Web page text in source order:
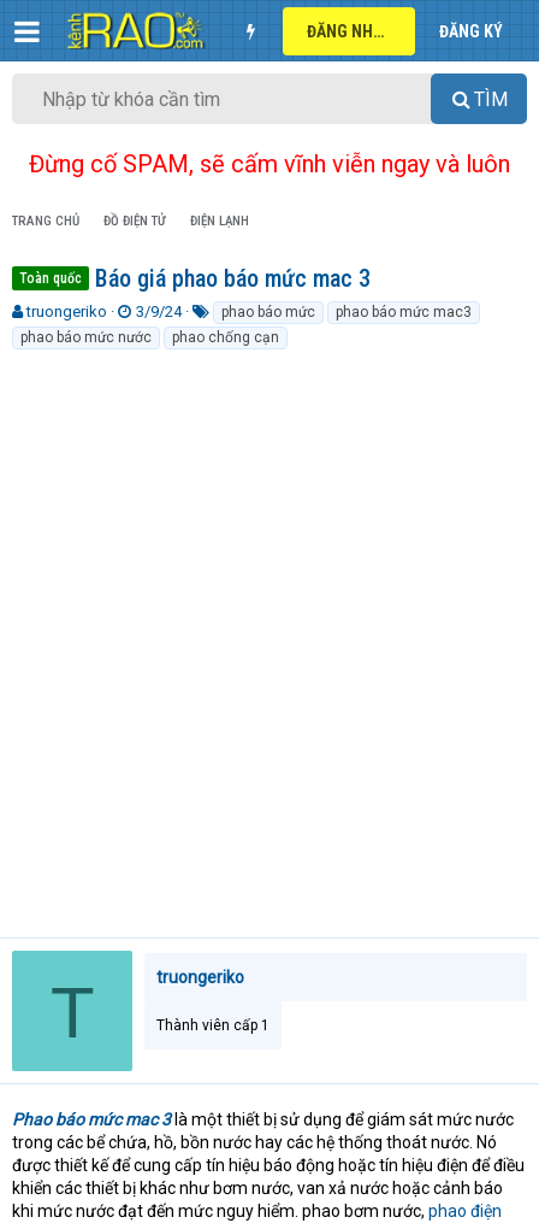
ĐĂNG NHẬP ĐĂNG KÝ
TÌM
Đừng cố SPAM, sẽ cấm vĩnh viễn ngay và luôn
TRANG CHỦ ĐỒ ĐIỆN TỬ ĐIỆN LẠNH
Toàn quốc Báo giá phao báo mức mac 3
T
h
r
truongeriko
N
g
à
3/9/24
ừ
k
phao báo mức
phao báo mức mac3
phao báo mức nước
phao chống cạn
T truongeriko
Thành viên cấp 1
Phao báo mức mac 3là một thiết bị sử dụng để giám sát mức nước
trong các bể chứa, hồ, bồn nước hay các hệ thống thoát nước. Nó
được thiết kế để cung cấp tín hiệu báo động hoặc tín hiệu điện để điều
khiển các thiết bị khác như bơm nước, van xả nước hoặc cảnh báo
khi mức nước đạt đến mức nguy hiểm. phao bơm nước, phao điện